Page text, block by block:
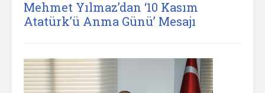
Mehmet Yılmaz’dan ‘10 Kasım
Atatürk’ü Anma Günü’ Mesajı